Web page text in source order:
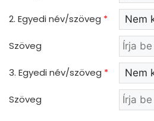
2. Egyedi név/szöveg *
Szöveg
3. Egyedi név/szöveg *
Szöveg